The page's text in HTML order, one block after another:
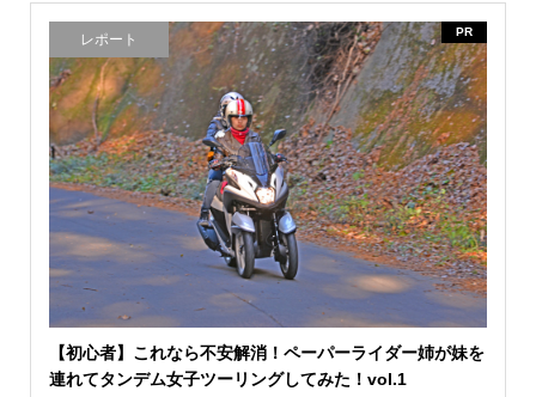
レポート PR
【初心者】これなら不安解消！ペーパーライダー姉が妹を
連れてタンデム女子ツーリングしてみた！vol.1